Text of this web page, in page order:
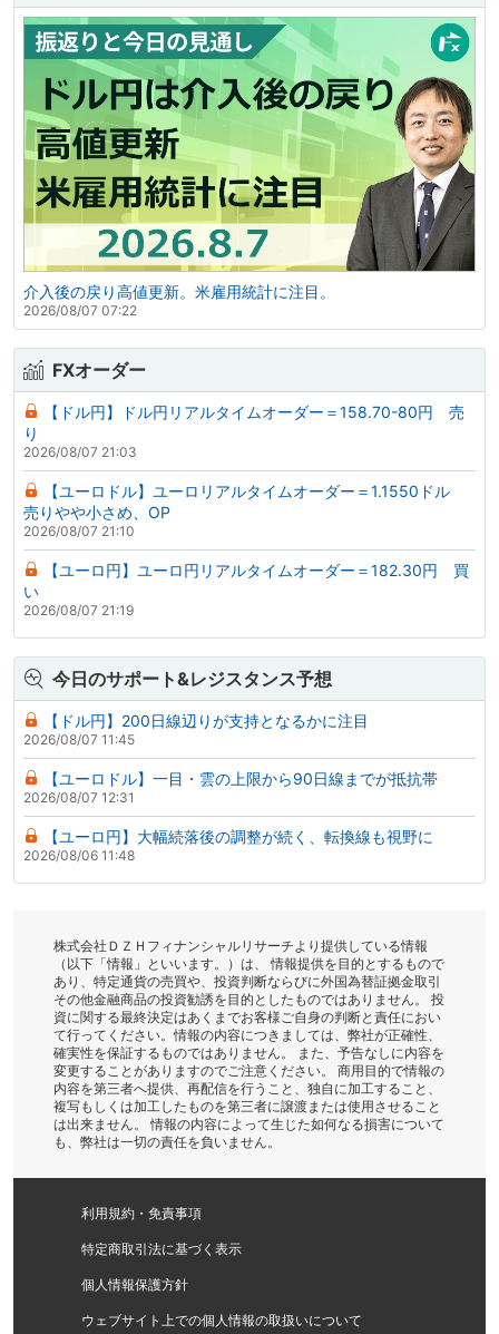
介入後の戻り高値更新。米雇用統計に注目。
2026/08/07 07:22
FXオーダー
【ドル円】ドル円リアルタイムオーダー＝158.70-80円 売
り
2026/08/07 21:03
【ユーロドル】ユーロリアルタイムオーダー＝1.1550ドル
売りやや小さめ、OP
2026/08/07 21:10
【ユーロ円】ユーロ円リアルタイムオーダー＝182.30円 買
い
2026/08/07 21:19
今日のサポート&レジスタンス予想
【ドル円】200日線辺りが支持となるかに注目
2026/08/07 11:45
【ユーロドル】一目・雲の上限から90日線までが抵抗帯
2026/08/07 12:31
【ユーロ円】大幅続落後の調整が続く、転換線も視野に
2026/08/06 11:48
株式会社ＤＺＨフィナンシャルリサーチより提供している情報
（以下「情報」といいます。）は、 情報提供を目的とするもので
あり、特定通貨の売買や、投資判断ならびに外国為替証拠金取引
その他金融商品の投資勧誘を目的としたものではありません。 投
資に関する最終決定はあくまでお客様ご自身の判断と責任におい
て行ってください。情報の内容につきましては、弊社が正確性、
確実性を保証するものではありません。 また、予告なしに内容を
変更することがありますのでご注意ください。 商用目的で情報の
内容を第三者へ提供、再配信を行うこと、独自に加工すること、
複写もしくは加工したものを第三者に譲渡または使用させること
は出来ません。 情報の内容によって生じた如何なる損害について
も、弊社は一切の責任を負いません。
利用規約・免責事項
特定商取引法に基づく表示
個人情報保護方針
ウェブサイト上での個人情報の取扱いについて